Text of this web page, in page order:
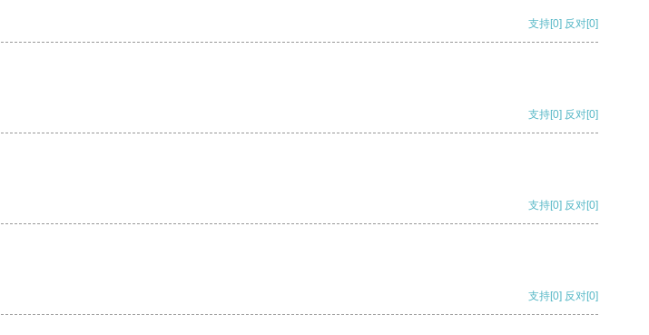
支持[0] 反对[0]
支持[0] 反对[0]
支持[0] 反对[0]
支持[0] 反对[0]